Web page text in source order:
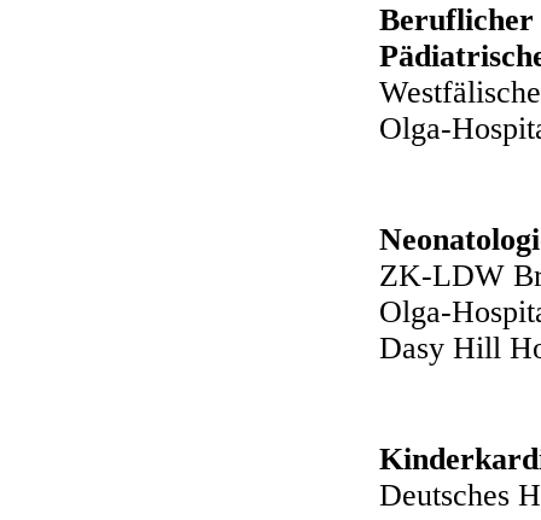
Beruflicher
Olga-
ZK-LDW
Olga-
Dasy Hill
Deutsches